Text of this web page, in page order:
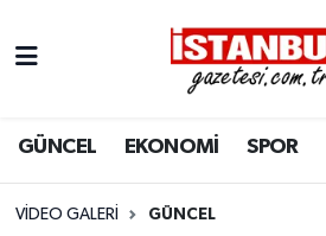
GÜNCEL EKONOMİ SPOR
VIDEO GALERI GÜNCEL
EKONOMİ
İSTANBUL
Nöbetçi Eczaneler
Hava Durumu
Trafik Durumu